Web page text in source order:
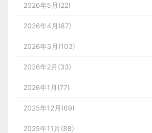
2026年5月(22)
2026年4月(87)
2026年3月(103)
2026年2月(33)
2026年1月(77)
2025年12月(69)
2025年11月(88)